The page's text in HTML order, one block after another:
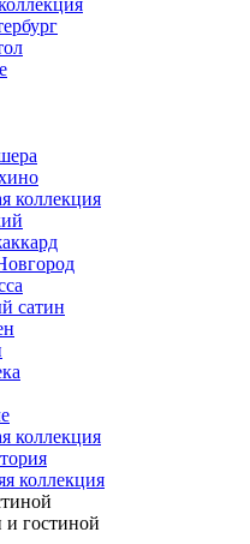
коллекция
сатин
коллекция
коллекция
и гостиной